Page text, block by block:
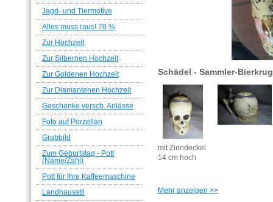
Jagd- und Tiermotive
Alles muss raus! 70 %
Zur Hochzeit
Zur Silbernen Hochzeit
Zur Goldenen Hochzeit
Zur Diamantenen Hochzeit
Geschenke versch. Anlässe
Foto auf Porzellan
Grabbild
Zum Geburtstag - Pott
(Name/Zahl)
Pott für Ihre Kaffeemaschine
Landhausstil
Schädel - Sammler-
mit Zinndeckel
14 cm hoch
Mehr anzeigen >>